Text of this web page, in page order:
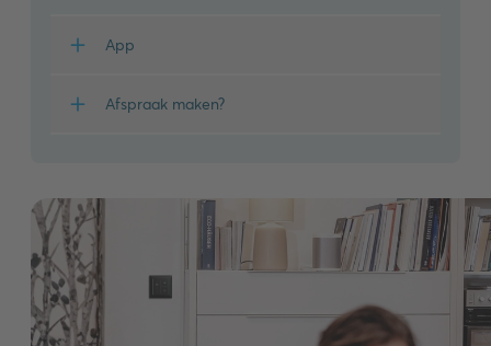
App
Afspraak maken?